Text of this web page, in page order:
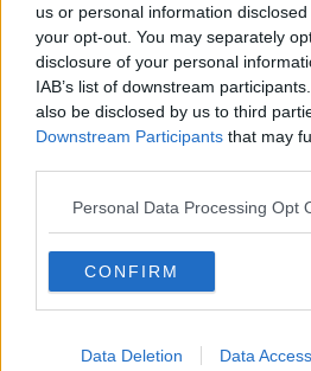
us or personal information
your opt-out. You may separately
disclosure of your personal
IAB’s list of downstream
also be disclosed by us to third
Downstream Participants that may
Personal Data Processing Opt
CONFIRM
Data Deletion Data Access
VIDEO
Assisi, bagno di folla per
Maria degli Angeli
6 AGOSTO 2026